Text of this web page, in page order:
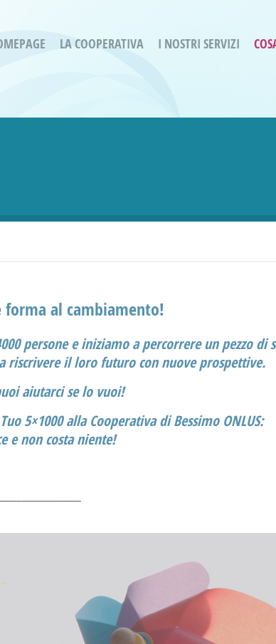
LA COOPERATIVA I NOSTRI SERVIZI
Bessimo Due
al cambiamento!
persone e iniziamo a percorrere un pezzo di
riscrivere il loro futuro con nuove prospettive.
aiutarci se lo vuoi!
5×1000 alla Cooperativa di Bessimo ONLUS:
e non costa niente!